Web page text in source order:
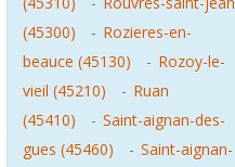
(45300)
- Rozieres-en-
beauce (45130)
- Rozoy-le-
vieil (45210)
- Ruan
(45410)
- Saint-aignan-des-
gues (45460)
- Saint-aignan-